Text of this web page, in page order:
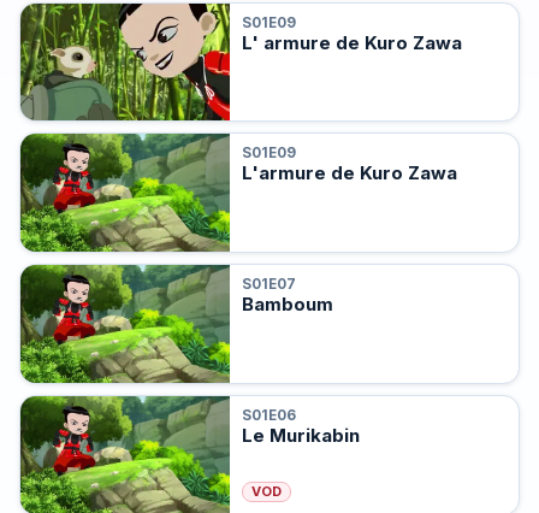
S01E09
L' armure de Kuro Zawa
S01E09
L'armure de Kuro Zawa
S01E07
Bamboum
S01E06
Le Murikabin
VOD